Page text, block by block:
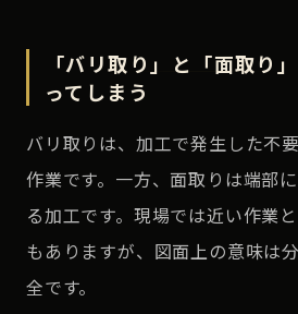
「バリ取り」と「面取り
ってしまう
バリ取りは、加工で発生した不
作業です。一方、面取りは端部
る加工です。現場では近い作業
もありますが、図面上の意味は
全です。